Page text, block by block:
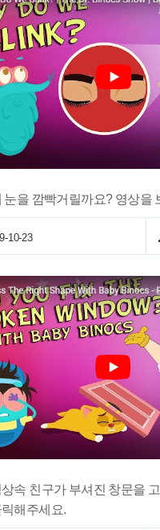
눈을 깜빡거릴까요? 영상
10-23
속 친구가 부셔진 창문을
해주세요.